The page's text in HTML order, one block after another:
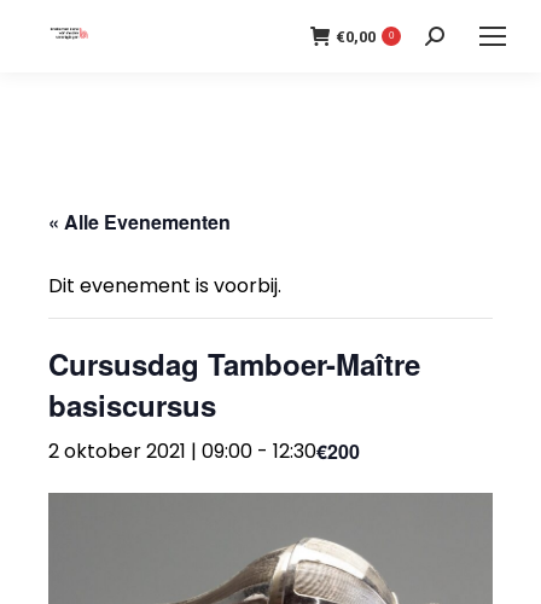
€0,00 0 Search:
« Alle Evenementen
Dit evenement is voorbij.
Cursusdag Tamboer-Maître
basiscursus
2 oktober 2021 | 09:00 - 12:30€200